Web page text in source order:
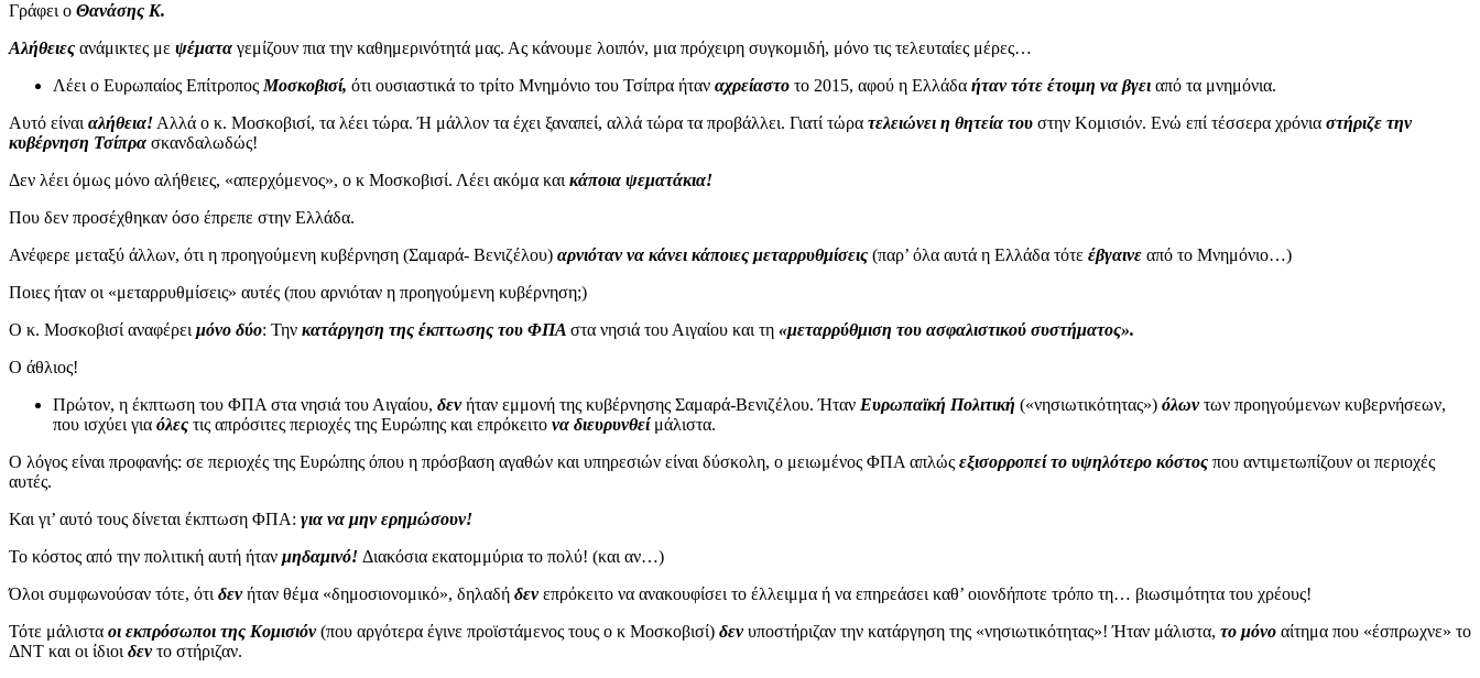
Γράφει ο Θανάσης Κ.
Αλήθειες ανάμικτες με ψέματα γεμίζουν πια την καθημερινότητά μας. Ας κάνουμε λοιπόν, μια πρόχειρη συγκομιδή, μόνο τις τελευταίες μέρες…
Λέει ο Ευρωπαίος Επίτροπος Μοσκοβισί, ότι ουσιαστικά το τρίτο Μνημόνιο του Τσίπρα ήταν αχρείαστο το 2015, αφού η Ελλάδα ήταν τότε έτοιμη να βγει από τα μνημόνια.
Αυτό είναι αλήθεια! Αλλά ο κ. Μοσκοβισί, τα λέει τώρα. Ή μάλλον τα έχει ξαναπεί, αλλά τώρα τα προβάλλει. Γιατί τώρα τελειώνει η θητεία του στην Κομισιόν. Ενώ επί τέσσερα χρόνια στήριζε την
κυβέρνηση Τσίπρα σκανδαλωδώς!
Δεν λέει όμως μόνο αλήθειες, «απερχόμενος», ο κ Μοσκοβισί. Λέει ακόμα και κάποια ψεματάκια!
Που δεν προσέχθηκαν όσο έπρεπε στην Ελλάδα.
Ανέφερε μεταξύ άλλων, ότι η προηγούμενη κυβέρνηση (Σαμαρά- Βενιζέλου) αρνιόταν να κάνει κάποιες μεταρρυθμίσεις (παρ’ όλα αυτά η Ελλάδα τότε έβγαινε από το Μνημόνιο…)
Ποιες ήταν οι «μεταρρυθμίσεις» αυτές (που αρνιόταν η προηγούμενη κυβέρνηση;)
Ο κ. Μοσκοβισί αναφέρει μόνο δύο: Την κατάργηση της έκπτωσης του ΦΠΑ στα νησιά του Αιγαίου και τη «μεταρρύθμιση του ασφαλιστικού συστήματος».
Ο άθλιος!
Πρώτον, η έκπτωση του ΦΠΑ στα νησιά του Αιγαίου, δενήταν εμμονή της κυβέρνησης Σαμαρά-Βενιζέλου. Ήταν Ευρωπαϊκή Πολιτική («νησιωτικότητας») όλωντων προηγούμενων κυβερνήσεων,
που ισχύει για όλες τις απρόσιτες περιοχές της Ευρώπης και επρόκειτο να διευρυνθείμάλιστα.
Ο λόγος είναι προφανής: σε περιοχές της Ευρώπης όπου η πρόσβαση αγαθών και υπηρεσιών είναι δύσκολη, ο μειωμένος ΦΠΑ απλώς εξισορροπεί το υψηλότερο κόστος που αντιμετωπίζουν οι περιοχές
αυτές.
Και γι’ αυτό τους δίνεται έκπτωση ΦΠΑ: για να μην ερημώσουν!
Το κόστος από την πολιτική αυτή ήταν μηδαμινό! Διακόσια εκατομμύρια το πολύ! (και αν…)
Όλοι συμφωνούσαν τότε, ότι δενήταν θέμα «δημοσιονομικό», δηλαδή δενεπρόκειτο να ανακουφίσει το έλλειμμα ή να επηρεάσει καθ’ οιονδήποτε τρόπο τη… βιωσιμότητα του χρέους!
Τότε μάλιστα οι εκπρόσωποι της Κομισιόν(που αργότερα έγινε προϊστάμενος τους ο κ Μοσκοβισί) δενυποστήριζαν την κατάργηση της «νησιωτικότητας»! Ήταν μάλιστα, το μόνο αίτημα που «έσπρωχνε» το
ΔΝΤ και οι ίδιοι δεντο στήριζαν.